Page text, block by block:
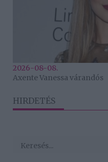
2026-08-08.
Axente Vanessa várandós
HIRDETÉS